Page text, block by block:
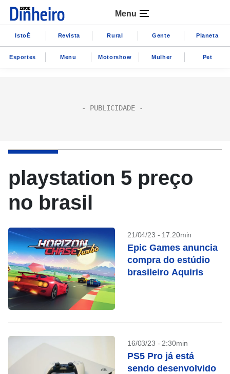
Menu
IstoÉ Revista Rural Gente Planeta
Esportes Menu Motorshow Mulher Pet
playstation 5 preço
no brasil
21/04/23 - 17:20min
Epic Games anuncia
compra do estúdio
brasileiro Aquiris
16/03/23 - 2:30min
PS5 Pro já está
sendo desenvolvido